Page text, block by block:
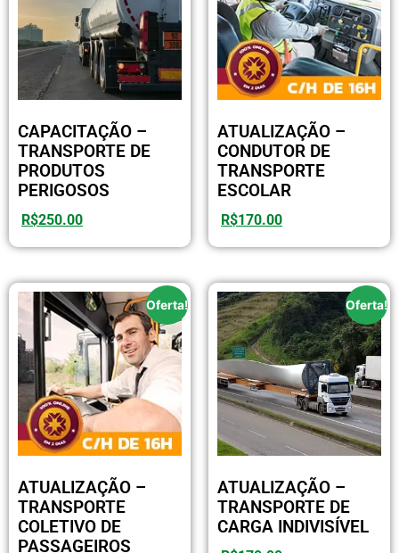
CAPACITAÇÃO –
TRANSPORTE DE
PRODUTOS
PERIGOSOS
R$250.00
ATUALIZAÇÃO –
CONDUTOR DE
TRANSPORTE
ESCOLAR
R$170.00
Oferta!
ATUALIZAÇÃO –
TRANSPORTE
COLETIVO DE
PASSAGEIROS
Oferta!
ATUALIZAÇÃO –
TRANSPORTE DE
CARGA INDIVISÍVEL